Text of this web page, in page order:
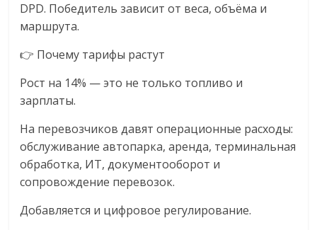
DPD. Победитель зависит от веса, объёма и
маршрута.
👉 Почему тарифы растут
Рост на 14% — это не только топливо и
зарплаты.
На перевозчиков давят операционные расходы:
обслуживание автопарка, аренда, терминальная
обработка, ИТ, документооборот и
сопровождение перевозок.
Добавляется и цифровое регулирование.